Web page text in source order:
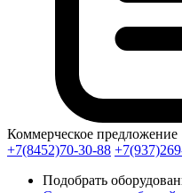
Коммерческое предложение
+7(8452)70-30-88
Подобрать